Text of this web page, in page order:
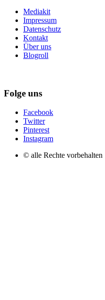
Mediakit
Impressum
Datenschutz
Kontakt
Über uns
Blogroll
Folge uns
Facebook
Twitter
Pinterest
Instagram
© alle Rechte vorbehalten